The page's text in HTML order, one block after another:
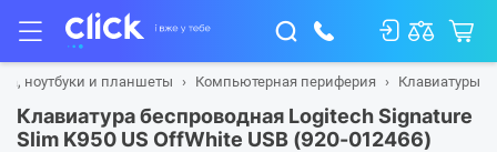
ноутбуки и планшеты Компьютерная периферия Клавиатуры
Клавиатура беспроводная Logitech Signature
Slim K950 US OffWhite USB (920-012466)